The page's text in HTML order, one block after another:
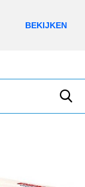
BEKIJKEN